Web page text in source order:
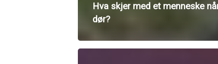
Hva skjer med et menneske
dør?